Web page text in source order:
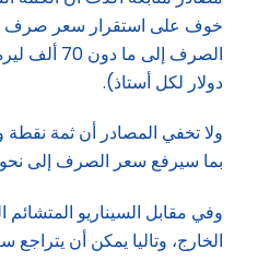
خوف على استقرار سعر صرف
دولار لكل أستاذ).
بما سيرفع سعر الصرف إلى نحو 150 ألف ليرة، ويضرب في المقابل القدرة الشرائية للمواطنين الذين يقبضون بالليرة اللبنانية.
وفي مقابل السيناريو
الخارج، وتاليا يمكن أن يتراجع سعر